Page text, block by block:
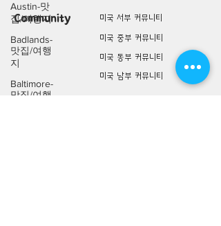
Austin-맛
집/여행지
Badlands-
맛집/여행
지
Baltimore-
맛집/여행
Community
미국 서부 커뮤니티
미국 중부 커뮤니티
미국 동부 커뮤니티
미국 남부 커뮤니티